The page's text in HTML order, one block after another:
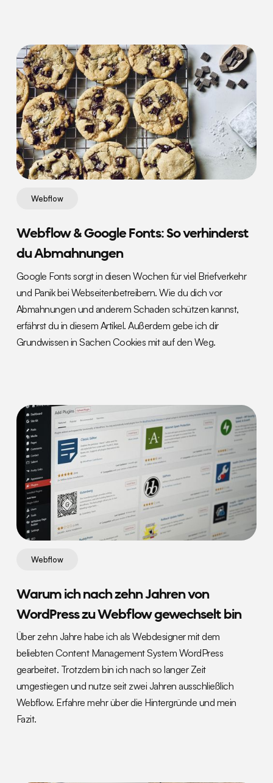
Webflow
Webflow & Google Fonts: So verhinderst
du Abmahnungen
Google Fonts sorgt in diesen Wochen für viel Briefverkehr
und Panik bei Webseitenbetreibern. Wie du dich vor
Abmahnungen und anderem Schaden schützen kannst,
erfährst du in diesem Artikel. Außerdem gebe ich dir
Grundwissen in Sachen Cookies mit auf den Weg.
Webflow
Warum ich nach zehn Jahren von
WordPress zu Webflow gewechselt bin
Über zehn Jahre habe ich als Webdesigner mit dem
beliebten Content Management System WordPress
gearbeitet. Trotzdem bin ich nach so langer Zeit
umgestiegen und nutze seit zwei Jahren ausschließlich
Webflow. Erfahre mehr über die Hintergründe und mein
Fazit.